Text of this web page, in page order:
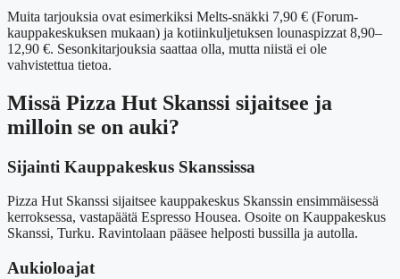
Muita tarjouksia ovat esimerkiksi Melts-snäkki 7,90 € (Forum-
kauppakeskuksen mukaan) ja kotiinkuljetuksen lounaspizzat 8,90–
12,90 €. Sesonkitarjouksia saattaa olla, mutta niistä ei ole
vahvistettua tietoa.
Missä Pizza Hut Skanssi sijaitsee ja
milloin se on auki?
Sijainti Kauppakeskus Skanssissa
Pizza Hut Skanssi sijaitsee kauppakeskus Skanssin ensimmäisessä
kerroksessa, vastapäätä Espresso Housea. Osoite on Kauppakeskus
Skanssi, Turku. Ravintolaan pääsee helposti bussilla ja autolla.
Aukioloajat